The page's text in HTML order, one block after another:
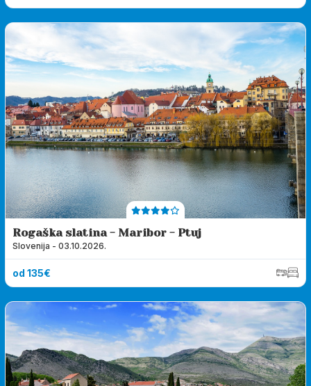
Rogaška slatina - Maribor - Ptuj
Slovenija - 03.10.2026.
od 135€